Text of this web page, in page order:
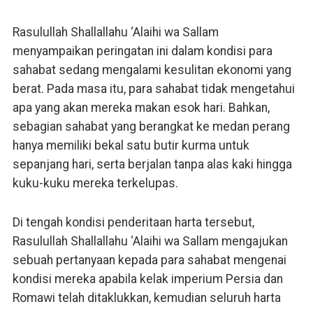
Rasulullah Shallallahu ‘Alaihi wa Sallam
menyampaikan peringatan ini dalam kondisi para
sahabat sedang mengalami kesulitan ekonomi yang
berat. Pada masa itu, para sahabat tidak mengetahui
apa yang akan mereka makan esok hari. Bahkan,
sebagian sahabat yang berangkat ke medan perang
hanya memiliki bekal satu butir kurma untuk
sepanjang hari, serta berjalan tanpa alas kaki hingga
kuku-kuku mereka terkelupas.
Di tengah kondisi penderitaan harta tersebut,
Rasulullah Shallallahu ‘Alaihi wa Sallam mengajukan
sebuah pertanyaan kepada para sahabat mengenai
kondisi mereka apabila kelak imperium Persia dan
Romawi telah ditaklukkan, kemudian seluruh harta